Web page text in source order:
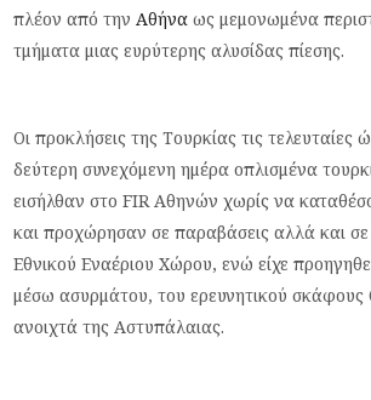
πλέον από την Αθήνα ως μεμονωμένα
τμήματα μιας ευρύτερης αλυσίδας πίεσης.
Οι προκλήσεις της Τουρκίας τις τελευταίες
δεύτερη συνεχόμενη ημέρα οπλισμένα
εισήλθαν στο FIR Αθηνών χωρίς να
και προχώρησαν σε παραβάσεις αλλά και σε
Εθνικού Εναέριου Χώρου, ενώ είχε
μέσω ασυρμάτου, του ερευνητικού
ανοιχτά της Αστυπάλαιας.